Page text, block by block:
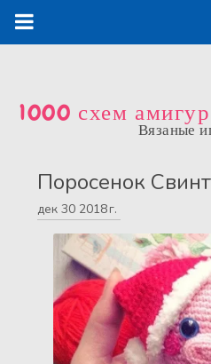
1000 схем
Вязаные
Поросенок
дек 30 2018 г.